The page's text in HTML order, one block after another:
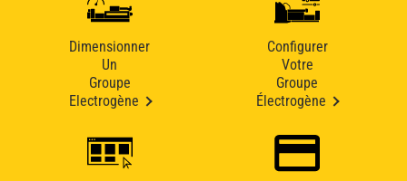
Dimensionner
Un
Groupe
Electrogène
Configurer
Votre
Groupe
Électrogène